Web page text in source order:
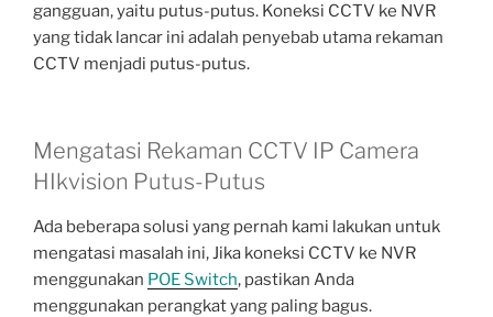
gangguan, yaitu putus-putus. Koneksi CCTV ke NVR
yang tidak lancar ini adalah penyebab utama rekaman
CCTV menjadi putus-putus.
Mengatasi Rekaman CCTV IP Camera
HIkvision Putus-Putus
Ada beberapa solusi yang pernah kami lakukan untuk
mengatasi masalah ini, Jika koneksi CCTV ke NVR
menggunakan POE Switch, pastikan Anda
menggunakan perangkat yang paling bagus.